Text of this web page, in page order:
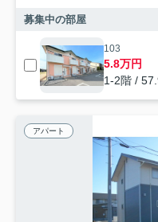
募集中の部屋
103
5.8万円
1-2階 /
アパート